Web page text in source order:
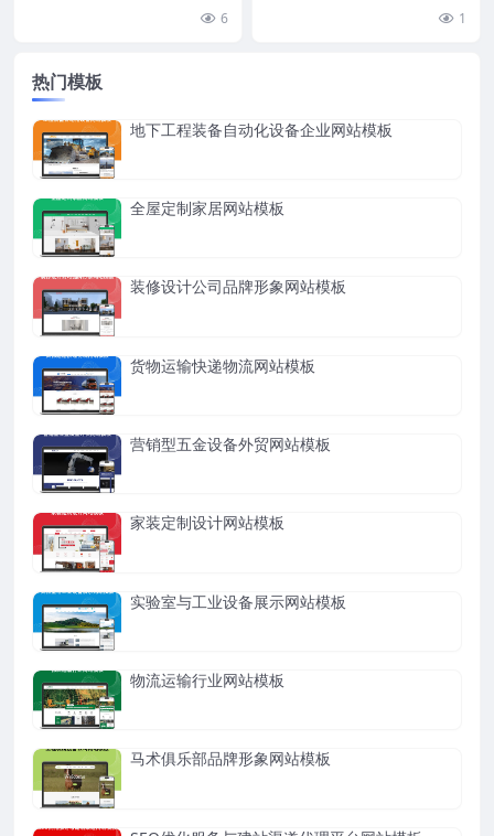
6 1
热门模板
地下工程装备自动化设备企业网站模板
全屋定制家居网站模板
装修设计公司品牌形象网站模板
货物运输快递物流网站模板
营销型五金设备外贸网站模板
家装定制设计网站模板
实验室与工业设备展示网站模板
物流运输行业网站模板
马术俱乐部品牌形象网站模板